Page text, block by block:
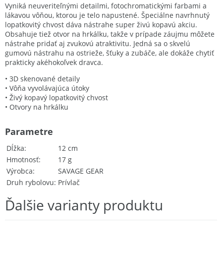
Vyniká neuveriteľnými detailmi, fotochromatickými farbami a
lákavou vôňou, ktorou je telo napustené. Špeciálne navrhnutý
lopatkovitý chvost dáva nástrahe super živú kopavú akciu.
Obsahuje tiež otvor na hrkálku, takže v prípade záujmu môžete
nástrahe pridať aj zvukovú atraktivitu. Jedná sa o skvelú
gumovú nástrahu na ostrieže, šťuky a zubáče, ale dokáže chytiť
prakticky akéhokoľvek dravca.
• 3D skenované detaily
• Vôňa vyvolávajúca útoky
• Živý kopavý lopatkovitý chvost
• Otvory na hrkálku
Dĺžka
12 cm
Hmotnosť
17 g
Výrobca
SAVAGE GEAR
Druh rybolovu Prívlač
Parametre
Ďalšie varianty produktu